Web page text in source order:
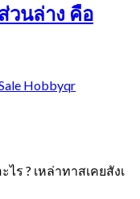
วนล่าง คือ
Hobbyqr
ร ? เหล่าทาสเคยสังเ